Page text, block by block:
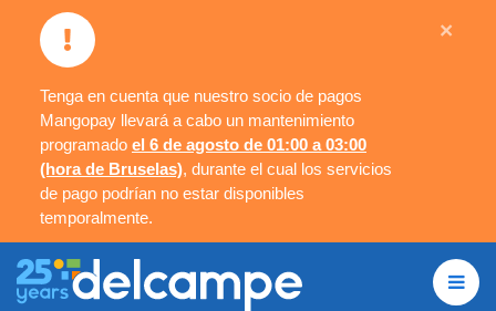
Tenga en cuenta que nuestro socio de pagos
Mangopay llevará a cabo un mantenimiento
programado el 6 de agosto de 01:00 a 03:00
(hora de Bruselas), durante el cual los servicios
de pago podrían no estar disponibles
temporalmente.
×